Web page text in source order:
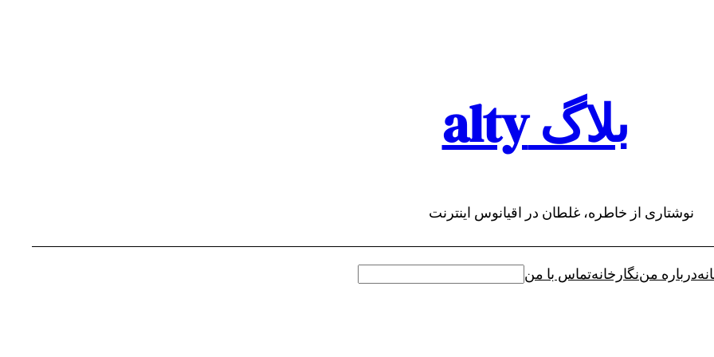
بلاگ alty
نوشتاری از خاطره، غلطان در اقیانوس اینترنت
درباره مننگارخانهتماس با من